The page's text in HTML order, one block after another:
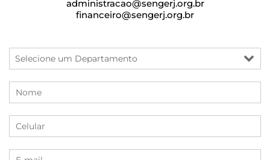
administracao@sengerj.org.br
financeiro@sengerj.org.br